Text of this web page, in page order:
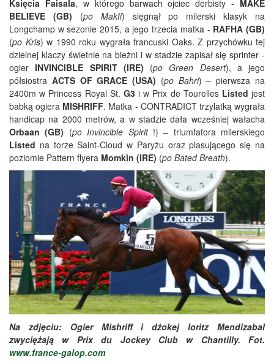
Księcia Faisala, w którego barwach ojciec derbisty - MAKE
BELIEVE
(GB) (po Makfi) sięgnął po milerski klasyk na
Longchamp w sezonie 2015, a jego trzecia matka - RAFHA (GB)
(po Kris) w 1990 roku wygrała francuski Oaks. Z przychówku tej
dzielnej klaczy świetnie na bieżni i w stadzie zapisał się sprinter -
ogierINVINCIBLE SPIRIT (IRE) (po Green Desert), a jego
półsiostra ACTS OF GRACE (USA) (po Bahri) – pierwsza na
2400m w Princess Royal St. G3i w Prix de Tourelles Listed jest
babką ogiera MISHRIFF. Matka - CONTRADICT trzylatką wygrała
handicap na 2000 metrów, a w stadzie dała wcześniej wałacha
Orbaan (GB) (po Invincible Spirit!) – triumfatora milerskiego
Listed na torze Saint-Cloud w Paryżu oraz plasującego się na
poziomie Pattern flyera Momkin (IRE) (po Bated Breath).
Na zdjęciu: Ogier Mishriff i dżokej Ioritz Mendizabal
zwyciężają w Prix du Jockey Club w Chantilly. Fot.
www.france-galop.com